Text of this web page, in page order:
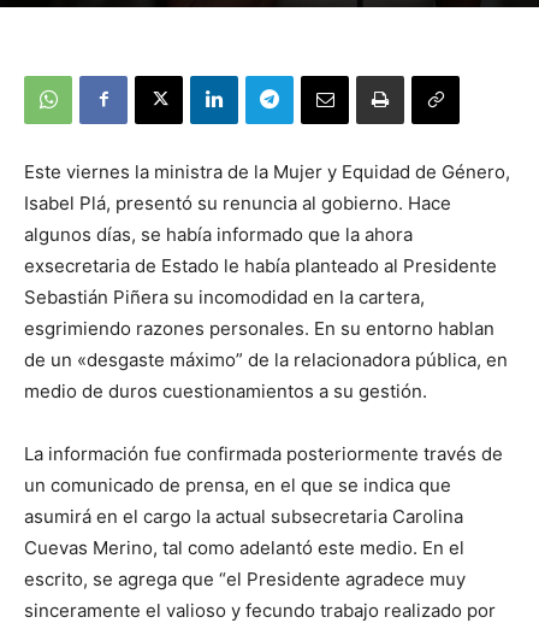
Este viernes la ministra de la Mujer y Equidad de Género,
Isabel Plá, presentó su renuncia al gobierno. Hace
algunos días, se había informado que la ahora
exsecretaria de Estado le había planteado al Presidente
Sebastián Piñera su incomodidad en la cartera,
esgrimiendo razones personales. En su entorno hablan
de un «desgaste máximo” de la relacionadora pública, en
medio de duros cuestionamientos a su gestión.
La información fue confirmada posteriormente través de
un comunicado de prensa, en el que se indica que
asumirá en el cargo la actual subsecretaria Carolina
Cuevas Merino, tal como adelantó este medio. En el
escrito, se agrega que “el Presidente agradece muy
sinceramente el valioso y fecundo trabajo realizado por